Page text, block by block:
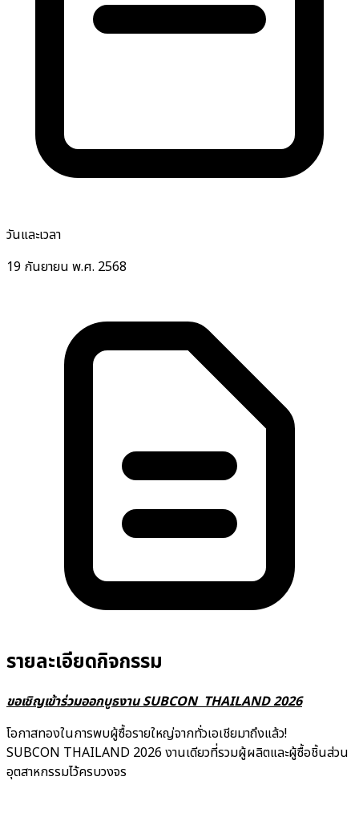
วันและเวลา
19 กันยายน พ.ศ. 2568
รายละเอียดกิจกรรม
ขอเชิญเข้าร่วมออกบูธงาน SUBCON THAILAND 2026
โอกาสทองในการพบผู้ซื้อรายใหญ่จากทั่วเอเชียมาถึงแล้ว!
SUBCON THAILAND 2026 งานเดียวที่รวมผู้ผลิตและผู้ซื้อชิ้นส่วน
อุตสาหกรรมไว้ครบวงจร